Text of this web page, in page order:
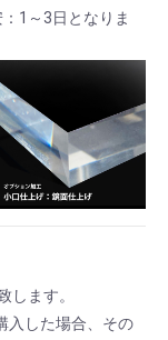
1～3日となりま
します。
入した場合、その